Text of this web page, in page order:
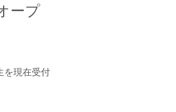
ープ
を現在受付